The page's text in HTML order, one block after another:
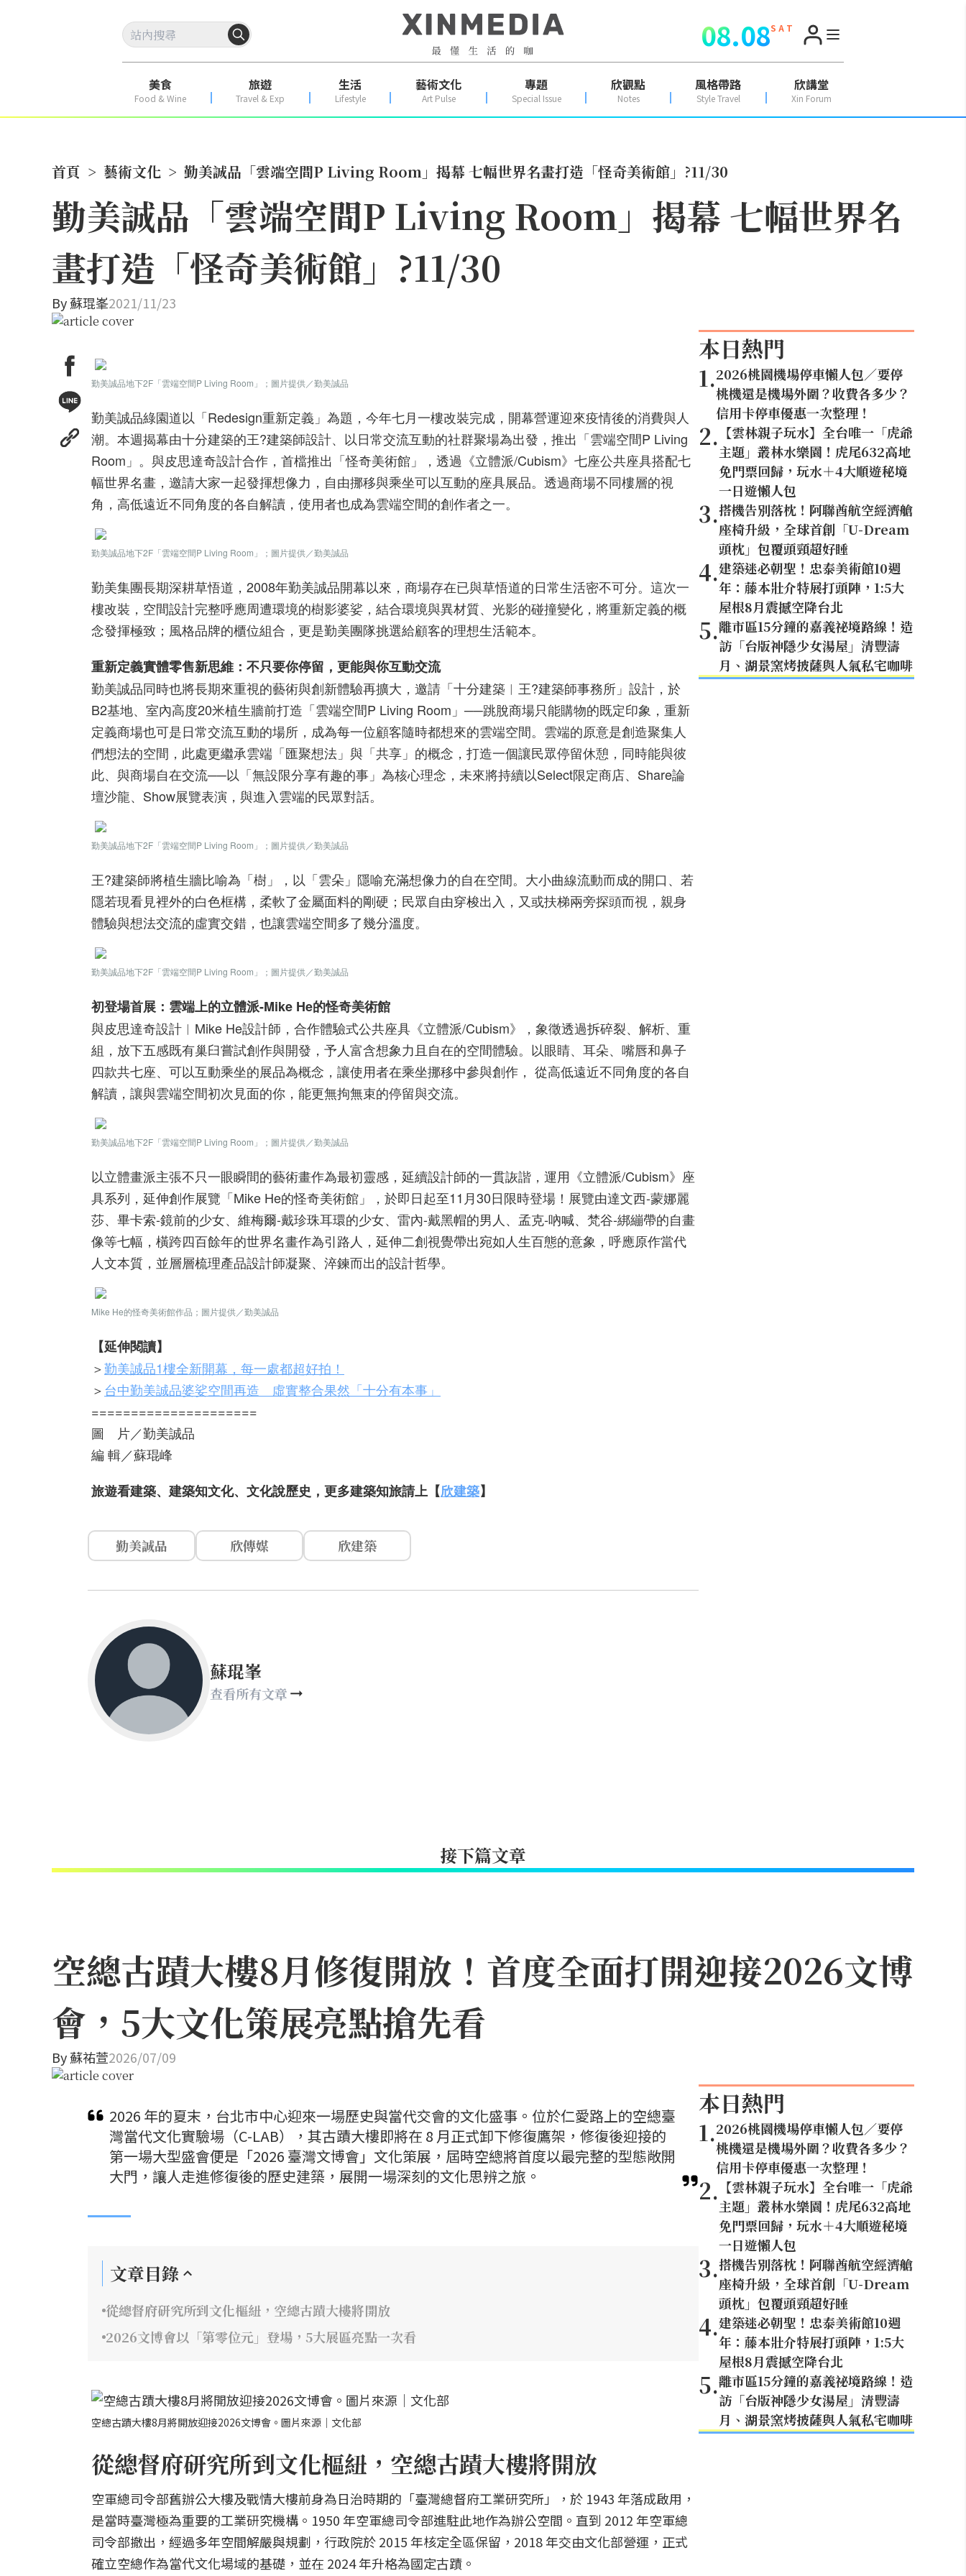
08.08S A T
美食
Food & Wine
旅遊
Travel & Exp
生活
Lifestyle
藝術文化
Art Pulse
專題
Special Issue
欣觀點
Notes
風格帶路
Style Travel
欣講堂
Xin Forum
首頁 > 藝術文化 > 勤美誠品「雲端空間P Living Room」揭幕 七幅世界名畫打造「怪奇美術館」?11/30
勤美誠品「雲端空間P Living Room」揭幕 七幅世界名
畫打造「怪奇美術館」?11/30
By蘇琨峯2021/11/23
勤美誠品地下2F「雲端空間P Living Room」；圖片提供／勤美誠品
勤美誠品綠園道以「Redesign重新定義」為題，今年七月一樓改裝完成，開幕營運迎來疫情後的消費與人
潮。本週揭幕由十分建築的王?建築師設計、以日常交流互動的社群聚場為出發，推出「雲端空間P Living
Room」。與皮思達奇設計合作，首檔推出「怪奇美術館」，透過《立體派/Cubism》七座公共座具搭配七
幅世界名畫，邀請大家一起發揮想像力，自由挪移與乘坐可以互動的座具展品。透過商場不同樓層的視
角，高低遠近不同角度的各自解讀，使用者也成為雲端空間的創作者之一。
勤美誠品地下2F「雲端空間P Living Room」；圖片提供／勤美誠品
勤美集團長期深耕草悟道，2008年勤美誠品開幕以來，商場存在已與草悟道的日常生活密不可分。這次一
樓改裝，空間設計完整呼應周遭環境的樹影婆娑，結合環境與異材質、光影的碰撞變化，將重新定義的概
念發揮極致；風格品牌的櫃位組合，更是勤美團隊挑選給顧客的理想生活範本。
重新定義實體零售新思維：不只要你停留，更能與你互動交流
勤美誠品同時也將長期來重視的藝術與創新體驗再擴大，邀請「十分建築︱王?建築師事務所」設計，於
B2基地、室內高度20米植生牆前打造「雲端空間P Living Room」──跳脫商場只能購物的既定印象，重新
定義商場也可是日常交流互動的場所，成為每一位顧客隨時都想來的雲端空間。雲端的原意是創造聚集人
們想法的空間，此處更繼承雲端「匯聚想法」與「共享」的概念，打造一個讓民眾停留休憩，同時能與彼
此、與商場自在交流──以「無設限分享有趣的事」為核心理念，未來將持續以Select限定商店、Share論
壇沙龍、Show展覽表演，與進入雲端的民眾對話。
勤美誠品地下2F「雲端空間P Living Room」；圖片提供／勤美誠品
王?建築師將植生牆比喻為「樹」，以「雲朵」隱喻充滿想像力的自在空間。大小曲線流動而成的開口、若
隱若現看見裡外的白色框構，柔軟了金屬面料的剛硬；民眾自由穿梭出入，又或扶梯兩旁探頭而視，親身
體驗與想法交流的虛實交錯，也讓雲端空間多了幾分溫度。
勤美誠品地下2F「雲端空間P Living Room」；圖片提供／勤美誠品
初登場首展：雲端上的立體派-Mike He的怪奇美術館
與皮思達奇設計︱Mike He設計師，合作體驗式公共座具《立體派/Cubism》，象徵透過拆碎裂、解析、重
組，放下五感既有巢臼嘗試創作與開發，予人富含想象力且自在的空間體驗。以眼睛、耳朵、嘴唇和鼻子
四款共七座、可以互動乘坐的展品為概念，讓使用者在乘坐挪移中參與創作， 從高低遠近不同角度的各自
解讀，讓與雲端空間初次見面的你，能更無拘無束的停留與交流。
勤美誠品地下2F「雲端空間P Living Room」；圖片提供／勤美誠品
以立體畫派主張不只一眼瞬間的藝術畫作為最初靈感，延續設計師的一貫詼諧，運用《立體派/Cubism》座
具系列，延伸創作展覽「Mike He的怪奇美術館」，於即日起至11月30日限時登場！展覽由達文西-蒙娜麗
莎、畢卡索-鏡前的少女、維梅爾-戴珍珠耳環的少女、雷內-戴黑帽的男人、孟克-吶喊、梵谷-綁繃帶的自畫
像等七幅，橫跨四百餘年的世界名畫作為引路人，延伸二創視覺帶出宛如人生百態的意象，呼應原作當代
人文本質，並層層梳理產品設計師凝聚、淬鍊而出的設計哲學。
Mike He的怪奇美術館作品；圖片提供／勤美誠品
【延伸閱讀】
＞勤美誠品1樓全新開幕，每一處都超好拍！
＞台中勤美誠品婆娑空間再造 虛實整合果然「十分有本事」
=====================
圖 片／勤美誠品
編 輯／蘇琨峰
旅遊看建築、建築知文化、文化說歷史，更多建築知旅請上【欣建築】
勤美誠品 欣傳媒 欣建築
蘇琨峯
查看所有文章
本日熱門
1.2026桃園機場停車懶人包／要停
桃機還是機場外圍？收費各多少？
信用卡停車優惠一次整理！
2. 【雲林親子玩水】全台唯一「虎爺
主題」叢林水樂園！虎尾632高地
免門票回歸，玩水＋4大順遊秘境
一日遊懶人包
3.搭機告別落枕！阿聯酋航空經濟艙
座椅升級，全球首創「U-Dream
頭枕」包覆頭頸超好睡
4.建築迷必朝聖！忠泰美術館10週
年：藤本壯介特展打頭陣，1:5大
屋根8月震撼空降台北
5.離市區15分鐘的嘉義祕境路線！造
訪「台版神隱少女湯屋」清豐濤
月、湖景窯烤披薩與人氣私宅咖啡
接下篇文章
空總古蹟大樓8月修復開放！首度全面打開迎接2026文博
會，5大文化策展亮點搶先看
By蘇祐萱2026/07/09
2026 年的夏末，台北市中心迎來一場歷史與當代交會的文化盛事。位於仁愛路上的空總臺
灣當代文化實驗場（C-LAB），其古蹟大樓即將在 8 月正式卸下修復鷹架，修復後迎接的
第一場大型盛會便是「2026 臺灣文博會」文化策展，屆時空總將首度以最完整的型態敞開
大門，讓人走進修復後的歷史建築，展開一場深刻的文化思辨之旅。
文章目錄
從總督府研究所到文化樞紐，空總古蹟大樓將開放
2026文博會以「第零位元」登場，5大展區亮點一次看
空總古蹟大樓8月將開放迎接2026文博會。圖片來源｜文化部
從總督府研究所到文化樞紐，空總古蹟大樓將開放
空軍總司令部舊辦公大樓及戰情大樓前身為日治時期的「臺灣總督府工業研究所」，於 1943 年落成啟用，
是當時臺灣極為重要的工業研究機構。1950 年空軍總司令部進駐此地作為辦公空間。直到 2012 年空軍總
司令部撤出，經過多年空間解嚴與規劃，行政院於 2015 年核定全區保留，2018 年交由文化部營運，正式
確立空總作為當代文化場域的基礎，並在 2024 年升格為國定古蹟。
本日熱門
1.2026桃園機場停車懶人包／要停
桃機還是機場外圍？收費各多少？
信用卡停車優惠一次整理！
2. 【雲林親子玩水】全台唯一「虎爺
主題」叢林水樂園！虎尾632高地
免門票回歸，玩水＋4大順遊秘境
一日遊懶人包
3.搭機告別落枕！阿聯酋航空經濟艙
座椅升級，全球首創「U-Dream
頭枕」包覆頭頸超好睡
4.建築迷必朝聖！忠泰美術館10週
年：藤本壯介特展打頭陣，1:5大
屋根8月震撼空降台北
5.離市區15分鐘的嘉義祕境路線！造
訪「台版神隱少女湯屋」清豐濤
月、湖景窯烤披薩與人氣私宅咖啡